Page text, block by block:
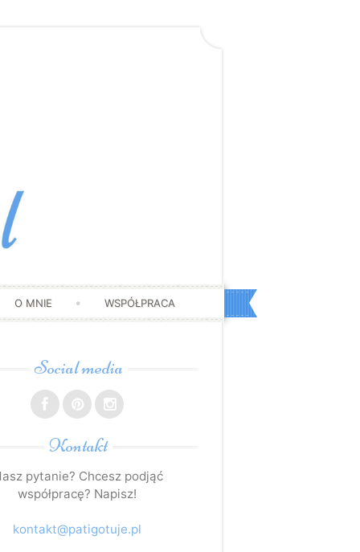
O MNIE WSPÓŁPRACA
Social media
Kontakt
pytanie? Chcesz podjąć
współpracę? Napisz!
kontakt@patigotuje.pl